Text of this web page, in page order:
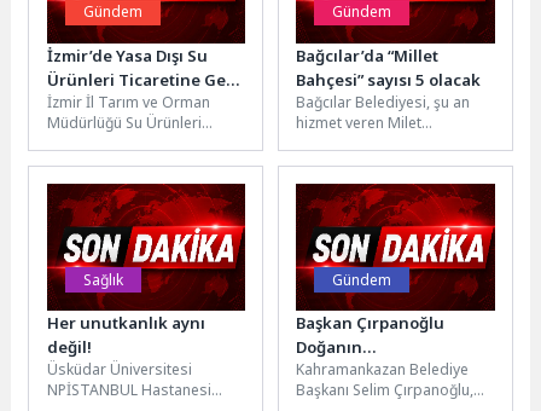
Gündem
İzmir’de Yasa Dışı Su
Ürünleri Ticaretine Geçit
Yok
İzmir İl Tarım ve Orman
Müdürlüğü Su Ürünleri
kaynaklarının korunması ve...
Gündem
Bağcılar’da “Millet
Bahçesi” sayısı 5 olacak
Bağcılar Belediyesi, şu an
hizmet veren Milet
konumlarda 4 yeni Millet...
Sağlık
Her unutkanlık aynı
değil!
Üsküdar Üniversitesi
NPİSTANBUL Hastanesi
Gündem
Başkan Çırpanoğlu
Doğanın
Kahramanlarıyla Buluştu
Kahramankazan Belediye
Başkanı Selim Çırpanoğlu,